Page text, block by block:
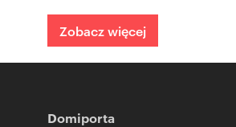
Zobacz więcej
Domiporta